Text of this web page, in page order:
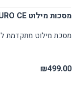
מסכות מילוט KIMI EURO CE כולל נרתיק מותא...
מסכת מילוט מתקדמת
₪499.00